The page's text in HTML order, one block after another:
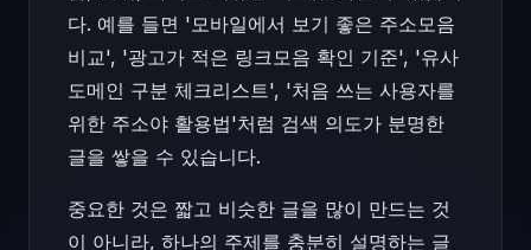
다. 예를 들면 '모바일에서 보기 좋은 주소모음
비교', '광고가 적은 링크모음 확인 기준', '유사
도메인 구분 체크리스트', '처음 쓰는 사용자를
위한 주소야 활용법'처럼 검색 의도가 분명한
글을 쌓을 수 있습니다.
중요한 것은 짧고 비슷한 글을 많이 만드는 것
이 아니라, 하나의 주제를 충분히 설명하는 글